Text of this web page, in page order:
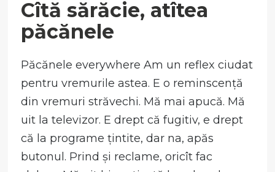
Cîtă sărăcie, atîtea
păcănele
Păcănele everywhere Am un reflex ciudat
pentru vremurile astea. E o reminscență
din vremuri străvechi. Mă mai apucă. Mă
uit la televizor. E drept că fugitiv, e drept
că la programe țintite, dar na, apăs
butonul. Prind și reclame, oricît fac